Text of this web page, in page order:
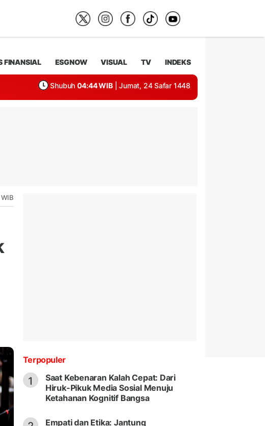
FINANSIAL ESGNOW VISUAL TV INDEKS
Shubuh 04:44 WIB | Jumat, 24 Safar 1448
Terpopuler
1
Saat Kebenaran Kalah Cepat: Dari
Hiruk-Pikuk Media Sosial Menuju
Ketahanan Kognitif Bangsa
Empati dan Etika: Jantung